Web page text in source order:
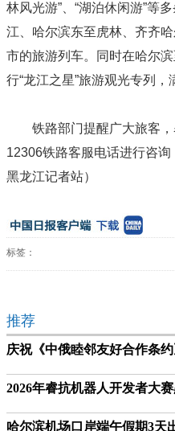
林风光游”、“湖泊休闲游”等
江、哈尔滨东至虎林、齐齐
市的旅游列车。同时在哈尔
行“龙江之星”旅游观光专列，
铁路部门提醒广大旅客
12306铁路客服电话进行咨
黑龙江记者站）
标签：
推荐
庆祝《中俄睦邻友好合作条
2026年睿抗机器人开发者大
哈尔滨机场口岸端午假期3天